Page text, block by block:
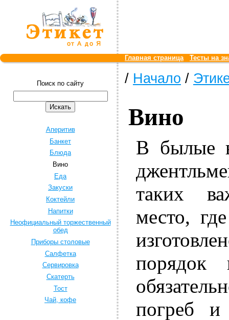
Главная страница Тесты на
Поиск по сайту
Аперитив
Банкет
Блюда
Вино
Еда
Закуски
Коктейли
Напитки
Неофициальный торжественный
обед
Приборы столовые
Салфетка
Сервировка
Скатерть
Тост
Чай, кофе
/ Начало /
Вино
В былые
таких
место,
погреб и